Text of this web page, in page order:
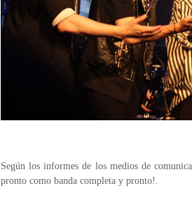
Según los informes de los medios de
pronto como banda completa y pronto!.